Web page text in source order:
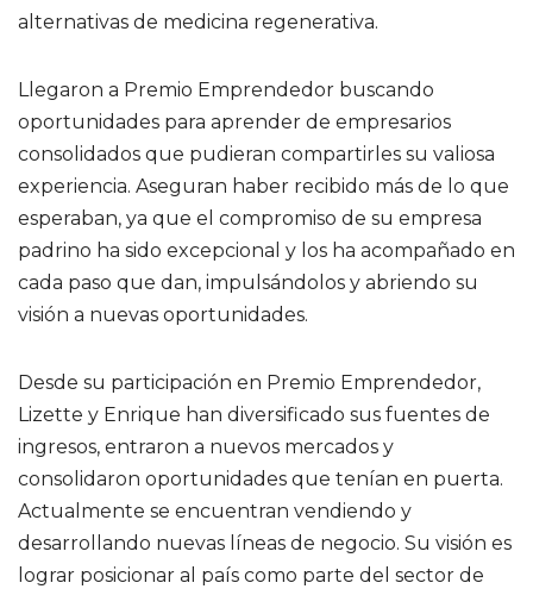
alternativas de medicina regenerativa.
Llegaron a Premio Emprendedor buscando
oportunidades para aprender de empresarios
consolidados que pudieran compartirles su valiosa
experiencia. Aseguran haber recibido más de lo que
esperaban, ya que el compromiso de su empresa
padrino ha sido excepcional y los ha acompañado en
cada paso que dan, impulsándolos y abriendo su
visión a nuevas oportunidades.
Desde su participación en Premio Emprendedor,
Lizette y Enrique han diversificado sus fuentes de
ingresos, entraron a nuevos mercados y
consolidaron oportunidades que tenían en puerta.
Actualmente se encuentran vendiendo y
desarrollando nuevas líneas de negocio. Su visión es
lograr posicionar al país como parte del sector de